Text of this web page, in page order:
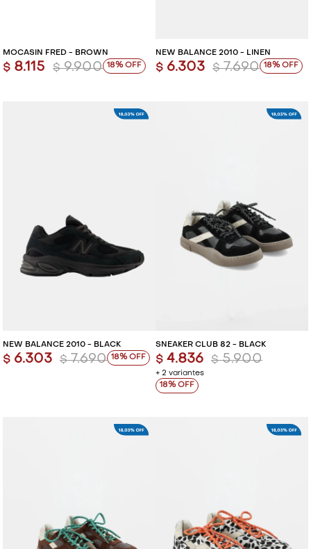
MOCASÍN FRED - BROWN
$ 8.115 $ 9.900 18
NEW BALANCE 2010 - LINEN
$ 6.303 $ 7.690 18
NEW BALANCE 2010 - BLACK
$ 6.303 $ 7.690 18
SNEAKER CLUB 82 - BLACK
+ 2 variantes
$ 4.836 $ 5.900
18